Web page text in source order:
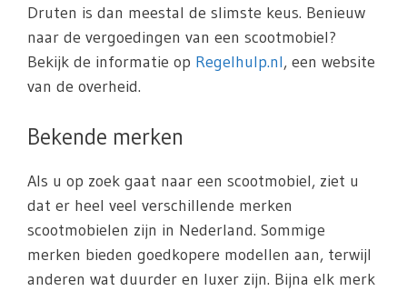
Druten is dan meestal de slimste keus. Benieuw
naar de vergoedingen van een scootmobiel?
Bekijk de informatie op Regelhulp.nl, een website
van de overheid.
Bekende merken
Als u op zoek gaat naar een scootmobiel, ziet u
dat er heel veel verschillende merken
scootmobielen zijn in Nederland. Sommige
merken bieden goedkopere modellen aan, terwijl
anderen wat duurder en luxer zijn. Bijna elk merk